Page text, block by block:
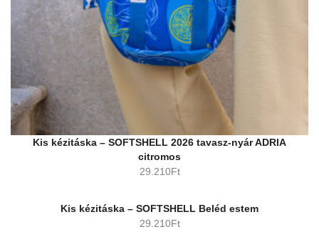
Kis kézitáska – SOFTSHELL 2026 tavasz-nyár ADRIA
citromos
29.210Ft
Kis kézitáska – SOFTSHELL Beléd estem
29.210Ft